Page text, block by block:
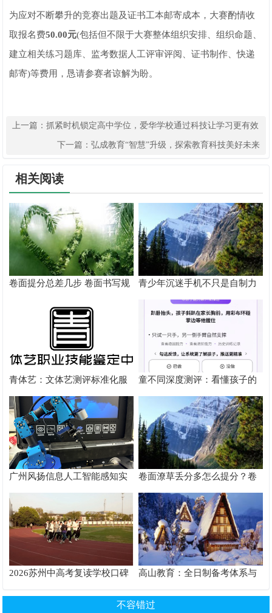
为应对不断攀升的竞赛出题及证书工本邮寄成本，大赛酌情收
取报名费50.00元(包括但不限于大赛整体组织安排、组织命题、
建立相关练习题库、监考数据人工评审评阅、证书制作、快递
邮寄)等费用，恳请参赛者谅解为盼。
上一篇：抓紧时机锁定高中学位，爱华学校通过科技让学习更有效
下一篇： 弘成教育“智慧”升级，探索教育科技美好未来
相关阅读
卷面提分总差几步 卷面书写规
青少年沉迷手机不只是自制力
差！陕西家长读懂背后的心理
根源
青体艺：文体艺测评标准化服
务体系解析
童不同深度测评：看懂孩子的
个性化育儿系统
广州风扬信息人工智能感知实
验箱测评解析
卷面潦草丢分多怎么提分？卷
面书写规范团体标准给出答案
2026苏州中高考复读学校口碑
高山教育：全日制备考体系与
不容错过